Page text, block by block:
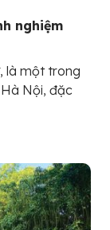
nghiệm
là một trong
Nội, đặc